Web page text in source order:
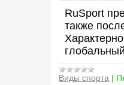
RuSport
также
Виды спорта |